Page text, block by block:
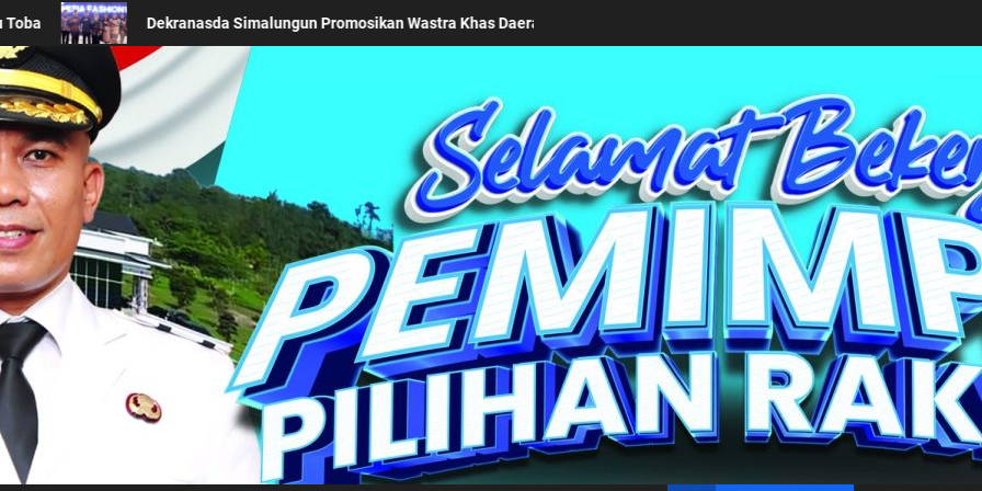
Indonesia Fashion Week 2026 Keseriusan Pemkab Simalungun bersama Kemendagri Kawal Investasi Cable Car Danau
Simalungun